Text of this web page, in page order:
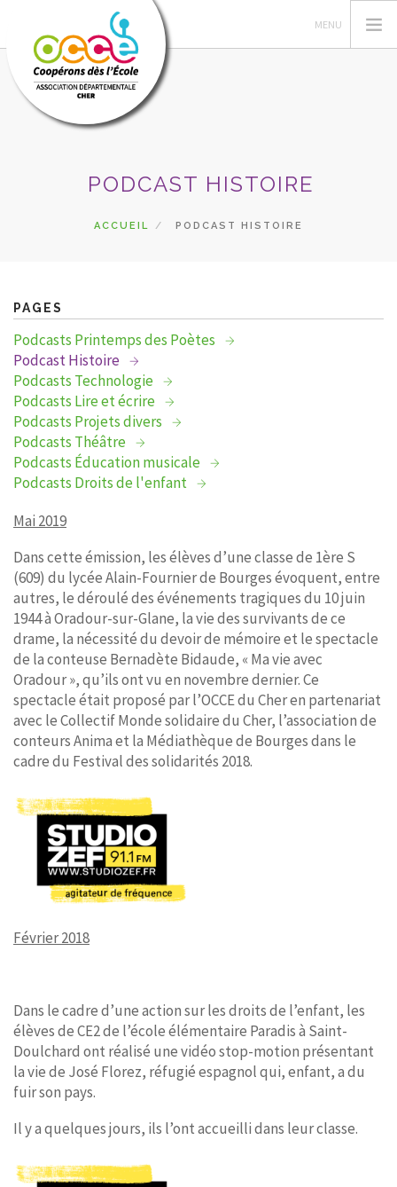
ACTIONS PÉDAGOGIQUES
RECHERCHER
CONTACT
PODCAST HISTOIRE
ACCUEIL PODCAST HISTOIRE
PAGES
Podcasts Printemps des Poètes
Podcast Histoire
Podcasts Technologie
Podcasts Lire et écrire
Podcasts Projets divers
Podcasts Théâtre
Podcasts Éducation musicale
Podcasts Droits de l'enfant
Mai 2019
Dans cette émission, les élèves d’une classe de 1ère S
(609) du lycée Alain-Fournier de Bourges évoquent, entre
autres, le déroulé des événements tragiques du 10 juin
1944 à Oradour-sur-Glane, la vie des survivants de ce
drame, la nécessité du devoir de mémoire et le spectacle
de la conteuse Bernadète Bidaude, « Ma vie avec
Oradour », qu’ils ont vu en novembre dernier. Ce
spectacle était proposé par l’OCCE du Cher en partenariat
avec le Collectif Monde solidaire du Cher, l’association de
conteurs Anima et la Médiathèque de Bourges dans le
cadre du Festival des solidarités 2018.
Février 2018
Dans le cadre d’une action sur les droits de l’enfant, les
élèves de CE2 de l’école élémentaire Paradis à Saint-
Doulchard ont réalisé une vidéo stop-motion présentant
la vie de José Florez, réfugié espagnol qui, enfant, a du
fuir son pays.
Il y a quelques jours, ils l’ont accueilli dans leur classe.